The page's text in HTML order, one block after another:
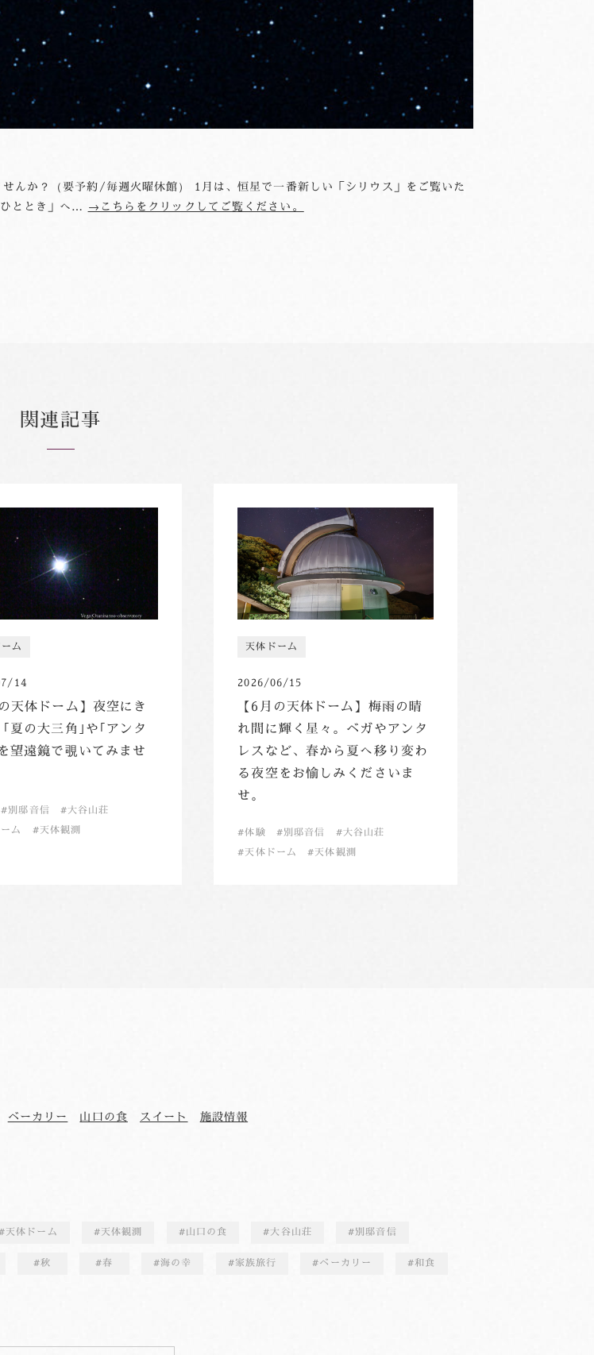
んか？（要予約/毎週火曜休館） 1月は、恒星で一番新しい「シリウス」をご覧いた
ととき」へ… →こちらをクリックしてご覧ください。
関連記事
ム
14
天体ドーム】夜空にき
｢夏の大三角｣や｢アンタ
望遠鏡で覗いてみませ
別邸音信
大谷山荘
ム
天体観測
天体ドーム
2026/06/15
【6月の天体ドーム】梅雨の晴
れ間に輝く星々。ベガやアンタ
レスなど、春から夏へ移り変わ
る夜空をお愉しみくださいま
せ。
体験 別邸音信
大谷山荘
天体ドーム
天体観測
ベーカリー 山口の食 スイート 施設情報
天体ドーム 天体観測 山口の食 大谷山荘 別邸音信
秋 春 海の幸 家族旅行 ベーカリー 和食